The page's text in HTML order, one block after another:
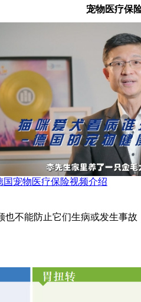
宠物医疗保
国宠物医疗保险视频介绍
也不能防止它们生病或发生事